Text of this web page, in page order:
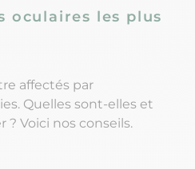
oculaires les plus
affectés par
Quelles sont-elles et
Voici nos conseils.